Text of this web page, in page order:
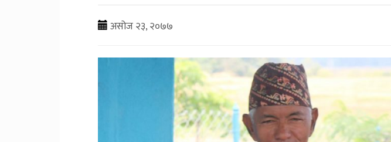
असोज २३, २०७७